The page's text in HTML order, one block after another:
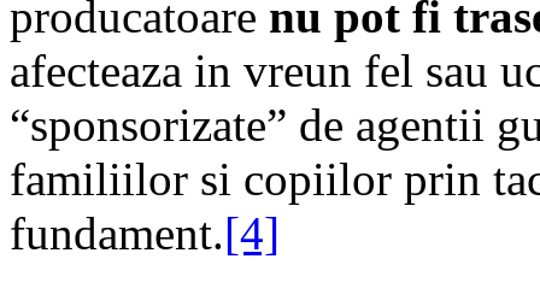
producatoare nu pot fi
afecteaza in vreun fel sau
“sponsorizate” de agentii
familiilor si copiilor prin
fundament.[4]